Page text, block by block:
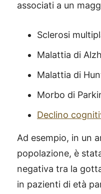
associati a un
Sclerosi
Malattia di
Malattia di
Morbo di
Declino
Ad esempio, in un
popolazione, è
negativa tra la
in pazienti di età